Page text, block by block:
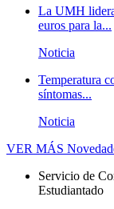
La UMH
euros para la...
Noticia
Temperatura
síntomas...
Noticia
VER MÁS
Servicio de
Estudiantado